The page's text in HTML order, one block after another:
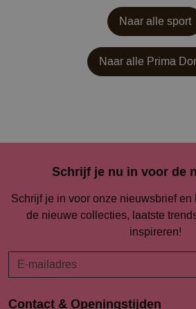
Naar alle sport
Naar alle Prima
Schrijf je nu in voor de
Schrijf je in voor onze nieuwsbrief
de nieuwe collecties, laatste
inspireren!
Contact & Openingstijden